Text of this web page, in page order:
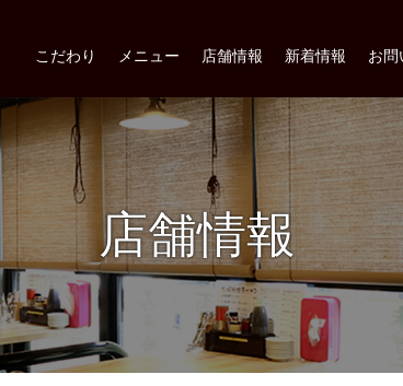
こだわり メニュー 店舗情報 新着情報 お問
店舗情報